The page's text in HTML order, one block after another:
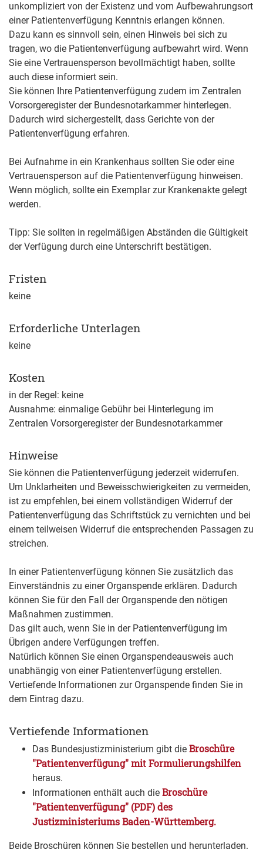
unkompliziert von der Existenz und vom Aufbewahrungsort
einer Patientenverfügung Kenntnis erlangen können.
Dazu kann es sinnvoll sein, einen Hinweis bei sich zu
tragen, wo die Patientenverfügung aufbewahrt wird. Wenn
Sie eine Vertrauensperson bevollmächtigt haben, sollte
auch diese informiert sein.
Sie können Ihre Patientenverfügung zudem im Zentralen
Vorsorgeregister der Bundesnotarkammer hinterlegen.
Dadurch wird sichergestellt, dass Gerichte von der
Patientenverfügung erfahren.
Bei Aufnahme in ein Krankenhaus sollten Sie oder eine
Vertrauensperson auf die Patientenverfügung hinweisen.
Wenn möglich, sollte ein Exemplar zur Krankenakte gelegt
werden.
Tipp: Sie sollten in regelmäßigen Abständen die Gültigkeit
der Verfügung durch eine Unterschrift bestätigen.
Fristen
keine
Erforderliche Unterlagen
keine
Kosten
in der Regel: keine
Ausnahme: einmalige Gebühr bei Hinterlegung im
Zentralen Vorsorgeregister der Bundesnotarkammer
Hinweise
Sie können die Patientenverfügung jederzeit widerrufen.
Um Unklarheiten und Beweisschwierigkeiten zu vermeiden,
ist zu empfehlen, bei einem vollständigen Widerruf der
Patientenverfügung das Schriftstück zu vernichten und bei
einem teilweisen Widerruf die entsprechenden Passagen zu
streichen.
In einer Patientenverfügung können Sie zusätzlich das
Einverständnis zu einer Organspende erklären. Dadurch
können Sie für den Fall der Organspende den nötigen
Maßnahmen zustimmen.
Das gilt auch, wenn Sie in der Patientenverfügung im
Übrigen andere Verfügungen treffen.
Natürlich können Sie einen Organspendeausweis auch
unabhängig von einer Patientenverfügung erstellen.
Vertiefende Informationen zur Organspende finden Sie in
dem Eintrag dazu.
Vertiefende Informationen
Das Bundesjustizministerium gibt die Broschüre
"Patientenverfügung" mit Formulierungshilfen
heraus.
Informationen enthält auch die Broschüre
"Patientenverfügung" (PDF) des
Justizministeriums Baden-Württemberg.
Beide Broschüren können Sie bestellen und herunterladen.